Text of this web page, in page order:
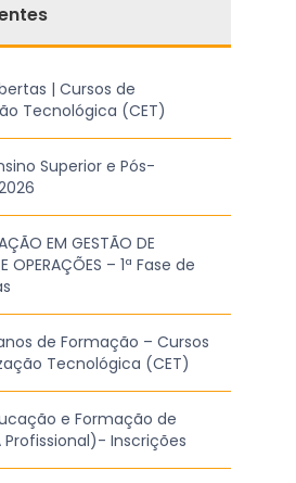
| Cursos de
Tecnológica (CET)
Superior e Pós-
EM GESTÃO DE
OPERAÇÕES – 1ª Fase de
de Formação – Cursos
Tecnológica (CET)
e Formação de
Profissional)- Inscrições